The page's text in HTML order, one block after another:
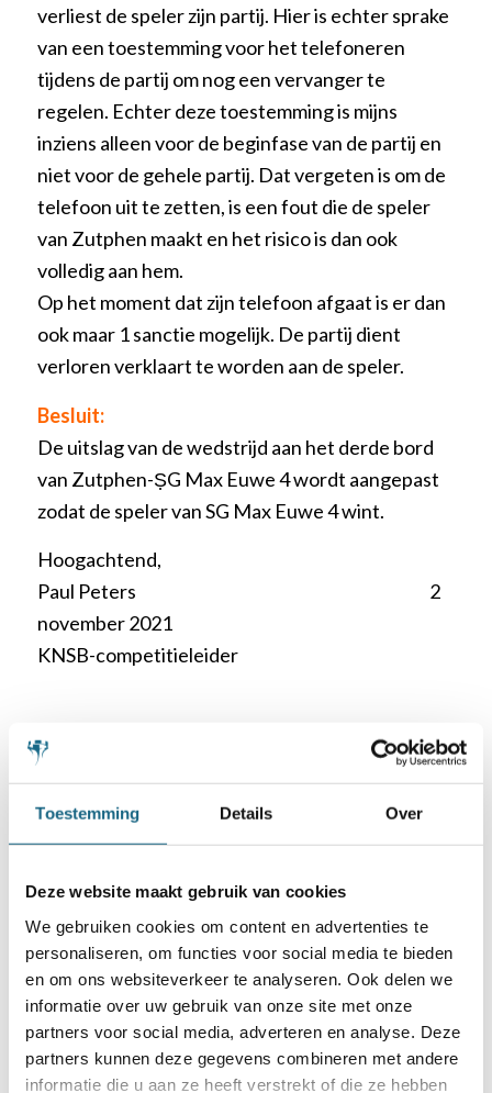
Toestemming Details Over
Deze website maakt gebruik van cookies
We gebruiken cookies om content en advertenties te
personaliseren, om functies voor social media te bieden
en om ons websiteverkeer te analyseren. Ook delen we
informatie over uw gebruik van onze site met onze
partners voor social media, adverteren en analyse. Deze
partners kunnen deze gegevens combineren met andere
informatie die u aan ze heeft verstrekt of die ze hebben
verliest de speler zijn partij. Hier is echter sprake
van een toestemming voor het telefoneren
tijdens de partij om nog een vervanger te
regelen. Echter deze toestemming is mijns
inziens alleen voor de beginfase van de partij en
niet voor de gehele partij. Dat vergeten is om de
telefoon uit te zetten, is een fout die de speler
van Zutphen maakt en het risico is dan ook
volledig aan hem.
Op het moment dat zijn telefoon afgaat is er dan
ook maar 1 sanctie mogelijk. De partij dient
verloren verklaart te worden aan de speler.
Besluit:
De uitslag van de wedstrijd aan het derde bord
van Zutphen-ṢG Max Euwe 4 wordt aangepast
zodat de speler van SG Max Euwe 4 wint.
Hoogachtend,
Paul Peters 2
november 2021
KNSB-competitieleider